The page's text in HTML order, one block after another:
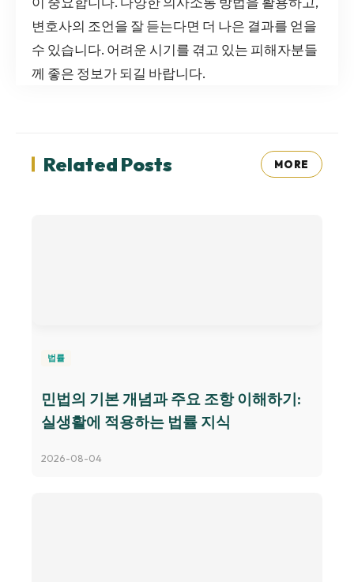
변호사의 조언을 잘 듣는다면 더 나은 결과를 얻을
수 있습니다. 어려운 시기를 겪고 있는 피해자분들
께 좋은 정보가 되길 바랍니다.
Related Posts MORE
법률
민법의 기본 개념과 주요 조항 이해하기:
실생활에 적용하는 법률 지식
2026-08-04